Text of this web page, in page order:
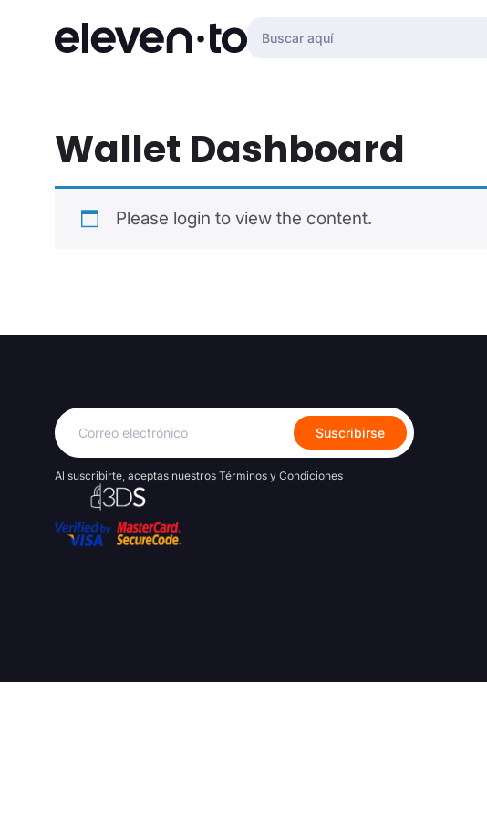
Wallet Dashboard
Please login to view the content.
Correo
electrónico
Suscribirse
Al suscribirte, aceptas nuestros Términos y Condiciones